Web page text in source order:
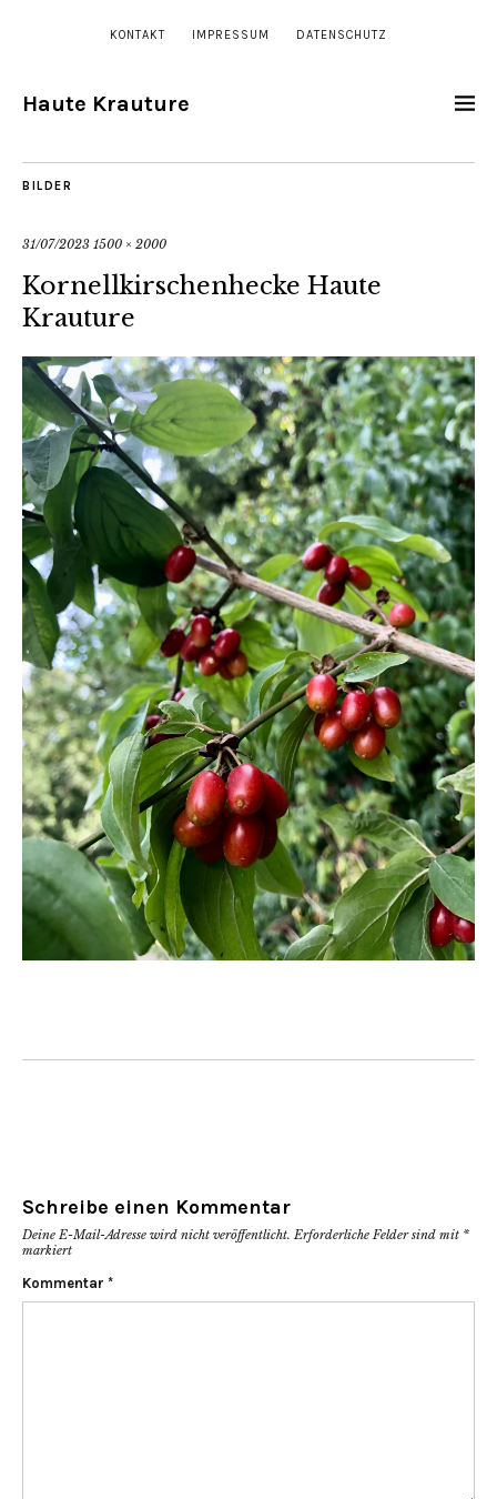
KONTAKT IMPRESSUM DATENSCHUTZ
Haute Krauture
BILDER
31/07/2023 1500 × 2000
Kornellkirschenhecke Haute
Krauture
Schreibe einen Kommentar
Deine E-Mail-Adresse wird nicht veröffentlicht. Erforderliche Felder sind mit *
markiert
Kommentar *